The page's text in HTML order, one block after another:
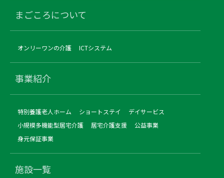
まごころについて
オンリーワンの介護 ICTシステム
事業紹介
特別養護老人ホーム ショートステイ
デイサービス
小規模多機能型居宅介護
居宅介護支援
公益事業
身元保証事業
施設一覧